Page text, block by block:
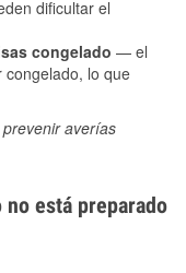
dificultar el
congelado — el
congelado, lo que
averías
no está preparado